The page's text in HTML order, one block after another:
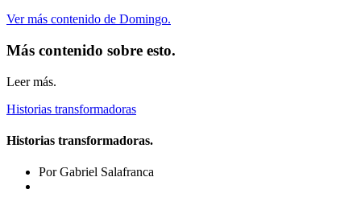
Ver más contenido de Domingo.
Más contenido sobre esto.
Leer más.
Historias transformadoras
Historias transformadoras.
Por Gabriel Salafranca